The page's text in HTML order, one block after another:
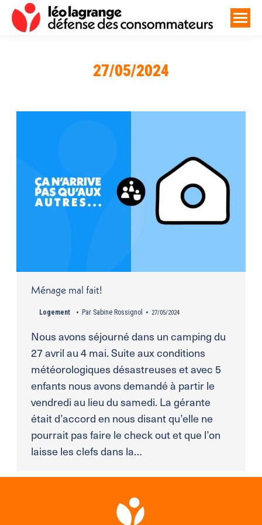
27/05/2024
Ménage mal fait!
Logement Par Sabine Rossignol 27/05/2024
Nous avons séjourné dans un camping du
27 avril au 4 mai. Suite aux conditions
météorologiques désastreuses et avec 5
enfants nous avons demandé à partir le
vendredi au lieu du samedi. La gérante
était d’accord en nous disant qu’elle ne
pourrait pas faire le check out et que l’on
laisse les clefs dans la…